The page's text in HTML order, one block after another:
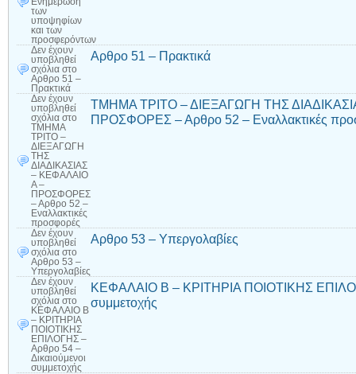
των
υποψηφίων
και των
προσφερόντων
Δεν έχουν
υποβληθεί
σχόλια στο
Αρθρο 51 –
Πρακτικά
Αρθρο 51 – Πρακτικά
Δεν έχουν
υποβληθεί
σχόλια στο
ΤΜΗΜΑ
ΤΡΙΤΟ –
ΔΙΕΞΑΓΩΓΗ
ΤΗΣ
ΔΙΑΔΙΚΑΣΙΑΣ
– ΚΕΦΑΛΑΙΟ
Α –
ΠΡΟΣΦΟΡΕΣ
– Αρθρο 52 –
Εναλλακτικές
προσφορές
ΤΜΗΜΑ ΤΡΙΤΟ – ΔΙΕΞΑΓΩΓΗ ΤΗΣ
ΠΡΟΣΦΟΡΕΣ – Αρθρο 52 – Εναλλακτικές
Δεν έχουν
υποβληθεί
σχόλια στο
Αρθρο 53 –
Υπεργολαβίες
Αρθρο 53 – Υπεργολαβίες
Δεν έχουν
υποβληθεί
σχόλια στο
ΚΕΦΑΛΑΙΟ Β
– ΚΡΙΤΗΡΙΑ
ΠΟΙΟΤΙΚΗΣ
ΕΠΙΛΟΓΗΣ –
Αρθρο 54 –
Δικαιούμενοι
συμμετοχής
ΚΕΦΑΛΑΙΟ Β – ΚΡΙΤΗΡΙΑ ΠΟΙΟΤΙΚΗΣ
συμμετοχής